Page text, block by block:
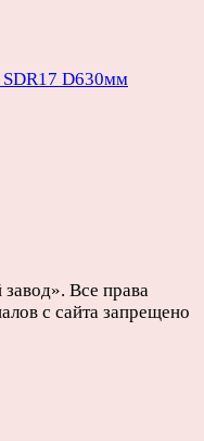
D630мм
Все права
с сайта запрещено